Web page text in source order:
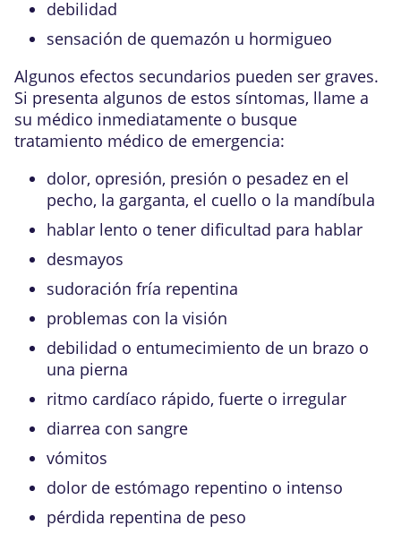
debilidad
sensación de quemazón u hormigueo
Algunos efectos secundarios pueden ser graves.
Si presenta algunos de estos síntomas, llame a
su médico inmediatamente o busque
tratamiento médico de emergencia:
dolor, opresión, presión o pesadez en el
pecho, la garganta, el cuello o la mandíbula
hablar lento o tener dificultad para hablar
desmayos
sudoración fría repentina
problemas con la visión
debilidad o entumecimiento de un brazo o
una pierna
ritmo cardíaco rápido, fuerte o irregular
diarrea con sangre
vómitos
dolor de estómago repentino o intenso
pérdida repentina de peso